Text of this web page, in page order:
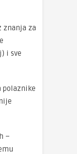
znanja za
i sve
polaznike
–